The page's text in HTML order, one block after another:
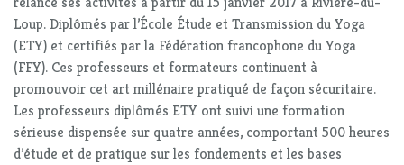
Loup. Diplômés par l’École Étude et Transmission du Yoga
(ETY) et certifiés par la Fédération francophone du Yoga
(FFY). Ces professeurs et formateurs continuent à
promouvoir cet art millénaire pratiqué de façon sécuritaire.
Les professeurs diplômés ETY ont suivi une formation
sérieuse dispensée sur quatre années, comportant 500 heures
d’étude et de pratique sur les fondements et les bases